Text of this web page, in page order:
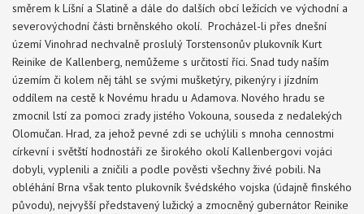
směrem k Líšní a Slatině a dále do dalších obcí ležících ve východní a
severovýchodní části brněnského okolí. Procházel-li přes dnešní
území Vinohrad nechvalně proslulý Torstensonův plukovník Kurt
Reinike de Kallenberg, nemůžeme s určitostí říci. Snad tudy naším
územím či kolem něj táhl se svými mušketýry, pikenýry i jízdním
oddílem na cestě k Novému hradu u Adamova. Nového hradu se
zmocnil lstí za pomoci zrady jistého Vokouna, souseda z nedalekých
Olomučan. Hrad, za jehož pevné zdi se uchýlili s mnoha cennostmi
církevní i světští hodnostáři ze širokého okolí Kallenbergovi vojáci
dobyli, vyplenili a zničili a podle pověsti všechny živé pobili. Na
obléhání Brna však tento plukovník švédského vojska (údajně finského
původu), nejvyšší představený lužický a zmocněný gubernátor Reinike